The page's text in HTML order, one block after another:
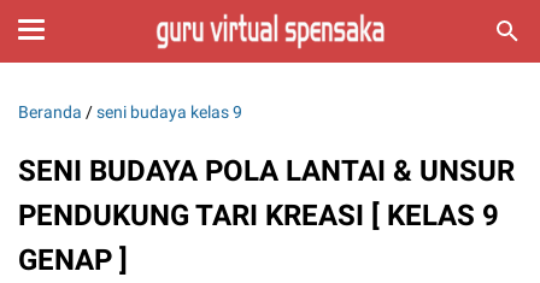
Beranda /seni budaya kelas 9
SENI BUDAYA POLA LANTAI & UNSUR
PENDUKUNG TARI KREASI [ KELAS 9
GENAP ]